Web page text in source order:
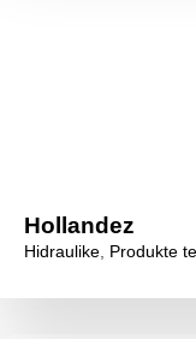
Hollandez
Hidraulike Produkte